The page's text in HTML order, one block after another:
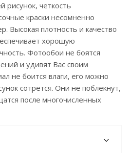
рисунок, четкость
краски несомненно
Высокая плотность и качество
хорошую
Фотообои не боятся
и удивят Вас своим
не боится влаги, его можно
сотрется. Они не поблекнут,
после многочисленных